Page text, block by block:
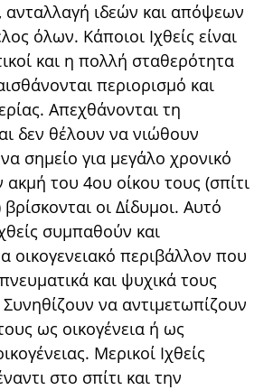
ανταλλαγή ιδεών και απόψεων
όλων. Κάποιοι Ιχθείς είναι
και η πολλή σταθερότητα
περιορισμό και
Απεχθάνονται τη
δεν θέλουν να νιώθουν
σημείο για μεγάλο χρονικό
ακμή του 4ου οίκου τους (σπίτι
βρίσκονται οι Δίδυμοι. Αυτό
συμπαθούν και
οικογενειακό περιβάλλον που
και ψυχικά τους
να αντιμετωπίζουν
ως οικογένεια ή ως
Μερικοί Ιχθείς
στο σπίτι και την